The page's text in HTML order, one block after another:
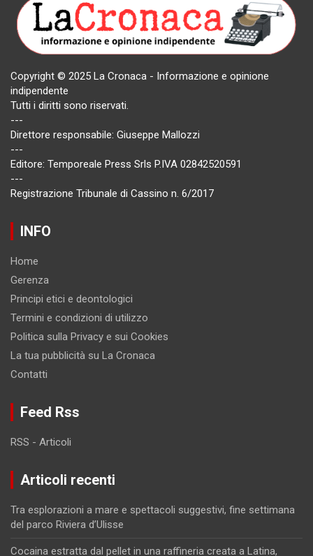
Copyright © 2025 La Cronaca - Informazione e opinione
indipendente
Tutti i diritti sono riservati.
---
Direttore responsabile: Giuseppe Mallozzi
---
Editore: Temporeale Press Srls P.IVA 02842520591
---
Registrazione Tribunale di Cassino n. 6/2017
INFO
Home
Gerenza
Principi etici e deontologici
Termini e condizioni di utilizzo
Politica sulla Privacy e sui Cookies
La tua pubblicità su La Cronaca
Contatti
Feed Rss
RSS - Articoli
Articoli recenti
Tra esplorazioni a mare e spettacoli suggestivi, fine settimana
del parco Riviera d’Ulisse
Cocaina estratta dal pellet in una raffineria creata a Latina,